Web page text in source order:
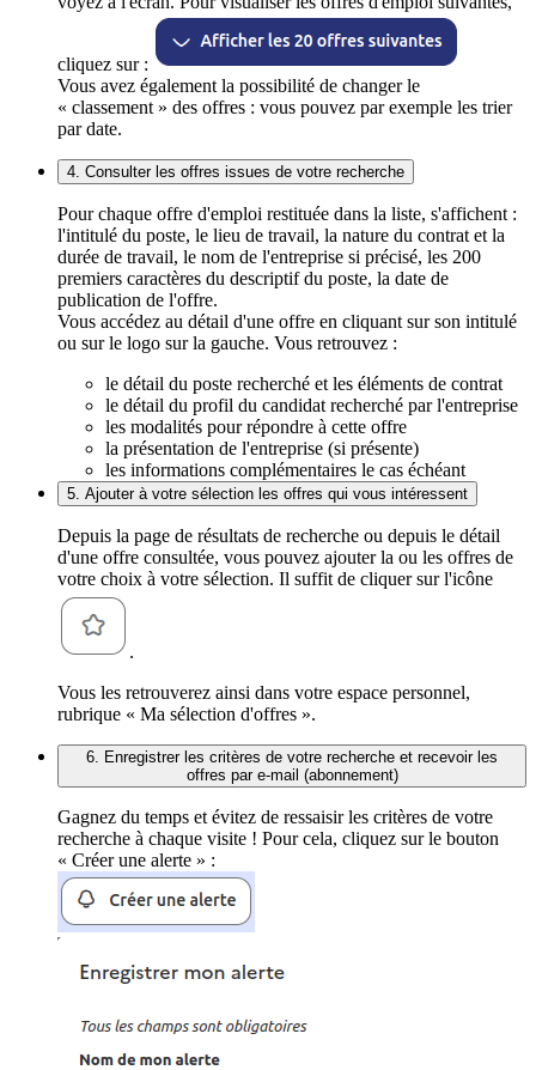
cliquez sur :
Vous avez également la possibilité de changer le
« classement » des offres : vous pouvez par exemple les trier
par date.
4. Consulter les offres issues de votre recherche
Pour chaque offre d'emploi restituée dans la liste, s'affichent :
l'intitulé du poste, le lieu de travail, la nature du contrat et la
durée de travail, le nom de l'entreprise si précisé, les 200
premiers caractères du descriptif du poste, la date de
publication de l'offre.
Vous accédez au détail d'une offre en cliquant sur son intitulé
ou sur le logo sur la gauche. Vous retrouvez :
le détail du poste recherché et les éléments de contrat
le détail du profil du candidat recherché par l'entreprise
les modalités pour répondre à cette offre
la présentation de l'entreprise (si présente)
les informations complémentaires le cas échéant
5. Ajouter à votre sélection les offres qui vous intéressent
Depuis la page de résultats de recherche ou depuis le détail
d'une offre consultée, vous pouvez ajouter la ou les offres de
votre choix à votre sélection. Il suffit de cliquer sur l'icône
.
Vous les retrouverez ainsi dans votre espace personnel,
rubrique « Ma sélection d'offres ».
6. Enregistrer les critères de votre recherche et recevoir les
offres par e-mail (abonnement)
Gagnez du temps et évitez de ressaisir les critères de votre
recherche à chaque visite ! Pour cela, cliquez sur le bouton
« Créer une alerte » :